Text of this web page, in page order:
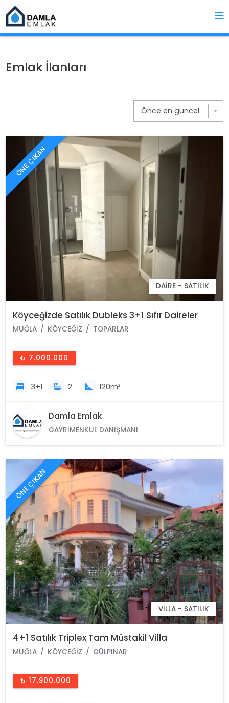
Emlak İlanları
ÖNE ÇIKAN
DAIRE - SATILIK
Köyceğizde Satılık Dubleks 3+1 Sıfır Daireler
MUĞLA KÖYCEĞIZ TOPARLAR
₺ 7.000.000
3+1 2 120m²
Damla Emlak
GAYRIMENKUL DANIŞMANI
ÖNE ÇIKAN
VILLA - SATILIK
4+1 Satılık Triplex Tam Müstakil Villa
MUĞLA KÖYCEĞIZ GÜLPINAR
₺ 17.900.000